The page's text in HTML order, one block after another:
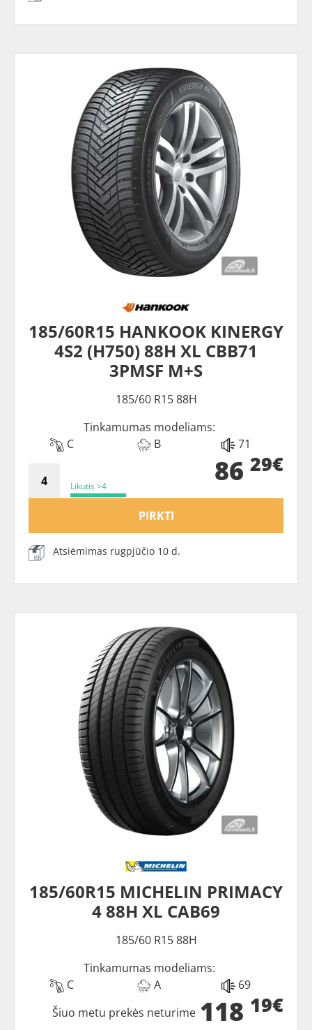
185/60R15 HANKOOK KINERGY
4S2 (H750) 88H XL CBB71
3PMSF M+S
185/60 R15 88H
Tinkamumas modeliams:
C
B 71
Likutis >4 86 29€
PIRKTI
Atsiėmimas rugpjūčio 10 d.
185/60R15 MICHELIN PRIMACY
4 88H XL CAB69
185/60 R15 88H
Tinkamumas modeliams:
C
A 69
118 19€
Šiuo metu prekės neturime